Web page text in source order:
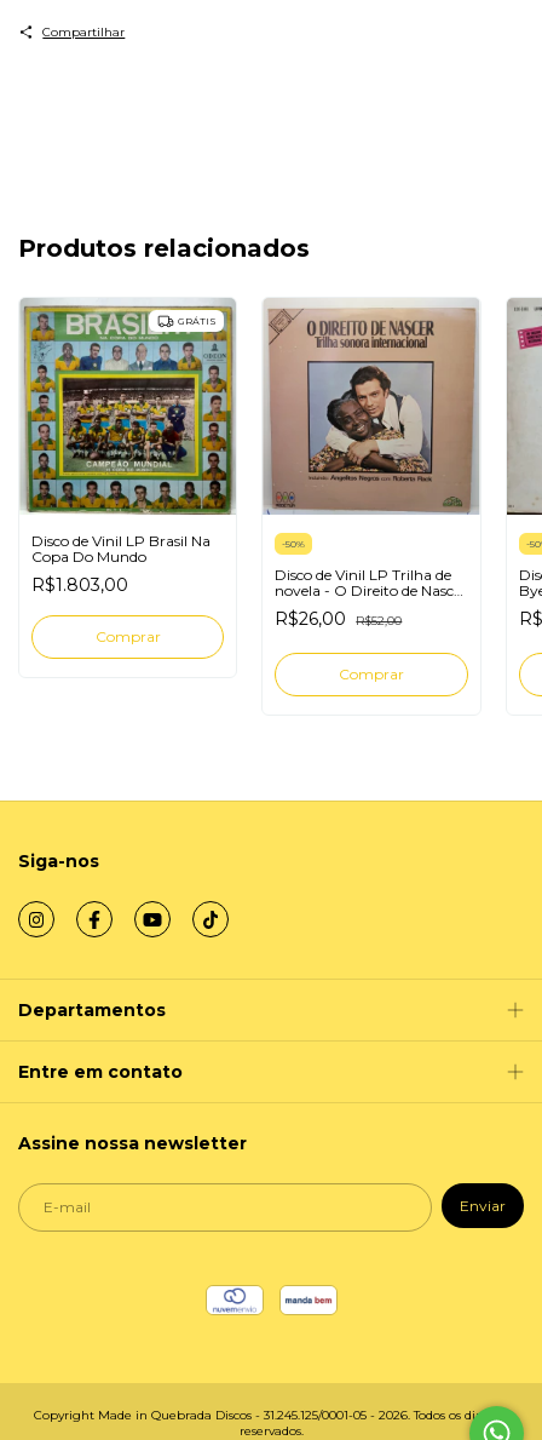
Compartilhar
Produtos relacionados
GRÁTIS
Disco de Vinil LP Brasil Na
Copa Do Mundo
R$1.803,00
-50%
Disco de Vinil LP Trilha de
novela - O Direito de Nascer
internacional
R$26,00 R$52,00
-50
Siga-nos
Departamentos
Entre em contato
Assine nossa newsletter
Copyright Made in Quebrada Discos - 31.245.125/0001-05 - 2026. Todos os direitos
reservados.